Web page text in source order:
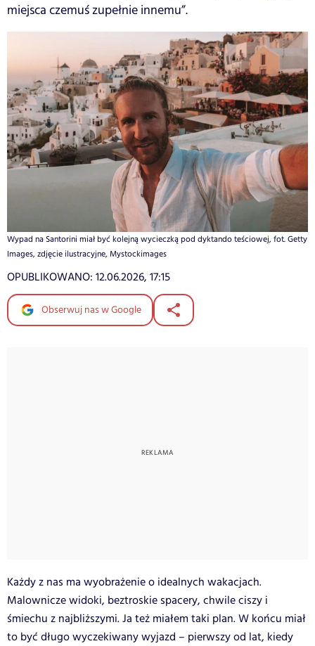
miejsca czemuś zupełnie innemu”.
Wypad na Santorini miał być kolejną wycieczką pod dyktando teściowej, fot. Getty
Images, zdjęcie ilustracyjne, Mystockimages
OPUBLIKOWANO: 12.06.2026, 17:15
Obserwuj nas w Google
Każdy z nas ma wyobrażenie o idealnych wakacjach.
Malownicze widoki, beztroskie spacery, chwile ciszy i
śmiechu z najbliższymi. Ja też miałem taki plan. W końcu miał
to być długo wyczekiwany wyjazd – pierwszy od lat, kiedy